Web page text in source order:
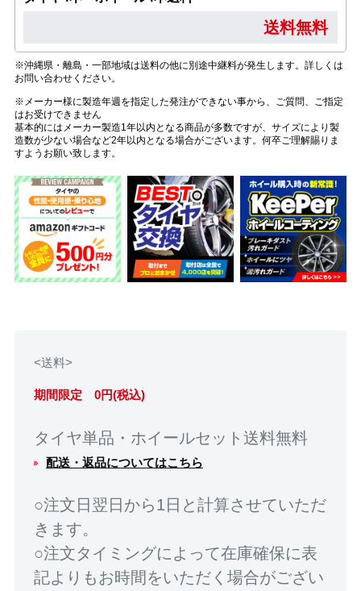
送料無料
※沖縄県・離島・一部地域は送料の他に別途中継料が発生します。詳しくは
お問い合わせください。
※メーカー様に製造年週を指定した発注ができない事から、ご質問、ご指定
はお受けできません
基本的にはメーカー製造1年以内となる商品が多数ですが、サイズにより製
造数が少ない場合など2年以内となる場合がございます。何卒ご理解賜りま
すようお願い致します。
<送料>
期間限定 0円(税込)
タイヤ単品・ホイールセット送料無料
配送・返品についてはこちら
○注文日翌日から1日と計算させていただ
きます。
○注文タイミングによって在庫確保に表
記よりもお時間をいただく場合がござい